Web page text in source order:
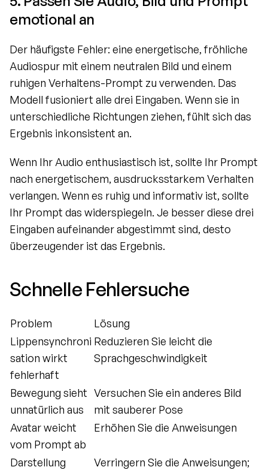
emotional an
Der häufigste Fehler: eine energetische, fröhliche
Audiospur mit einem neutralen Bild und einem
ruhigen Verhaltens-Prompt zu verwenden. Das
Modell fusioniert alle drei Eingaben. Wenn sie in
unterschiedliche Richtungen ziehen, fühlt sich das
Ergebnis inkonsistent an.
Wenn Ihr Audio enthusiastisch ist, sollte Ihr Prompt
nach energetischem, ausdrucksstarkem Verhalten
verlangen. Wenn es ruhig und informativ ist, sollte
Ihr Prompt das widerspiegeln. Je besser diese drei
Eingaben aufeinander abgestimmt sind, desto
überzeugender ist das Ergebnis.
Schnelle Fehlersuche
Problem
Lösung
Lippensynchroni
sation wirkt
fehlerhaft
Reduzieren Sie leicht die
Sprachgeschwindigkeit
Bewegung sieht
unnatürlich aus
Versuchen Sie ein anderes Bild
mit sauberer Pose
Avatar weicht
vom Prompt ab
Erhöhen Sie die Anweisungen
Darstellung
Verringern Sie die Anweisungen;